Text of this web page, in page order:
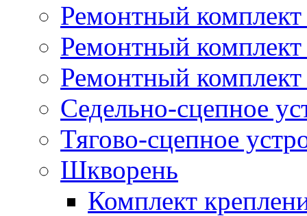
Ремонтный комплект
Ремонтный
Ремонтный комплект
Седельно-сцепное
Тягово-сцепное
Шкворень
Комплект